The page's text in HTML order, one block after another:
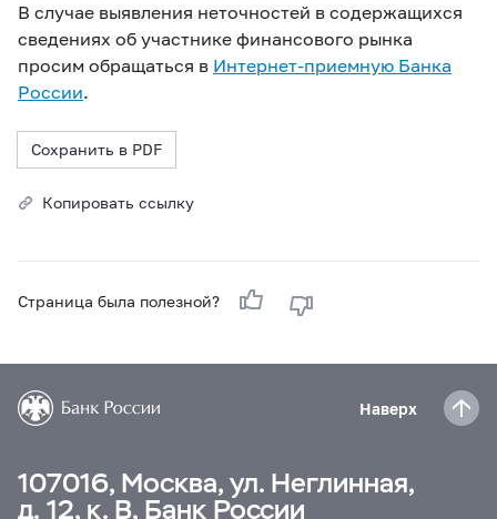
В случае выявления неточностей в содержащихся
сведениях об участнике финансового рынка
просим обращаться в Интернет-приемную Банка
России.
Сохранить в PDF
Копировать ссылку
Страница была полезной?
Наверх
107016, Москва, ул. Неглинная,
д. 12, к. В, Банк России